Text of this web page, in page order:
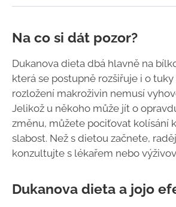
Na co si dát pozor?
Dukanova dieta dbá hlavně na
která se postupně rozšiřuje i o tuky
rozložení makroživin nemusí
Jelikož u někoho může jít o
změnu, můžete pociťovat kolísání
slabost. Než s dietou začnete,
konzultujte s lékařem nebo
Dukanova dieta a jojo